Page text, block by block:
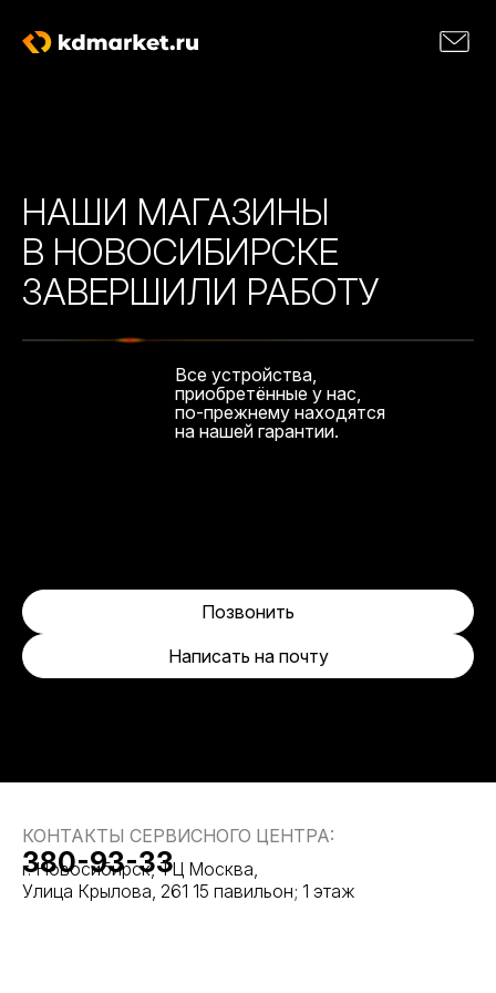
НАШИ МАГАЗИНЫ
В НОВОСИБИРСКЕ
ЗАВЕРШИЛИ РАБОТУ
Все устройства,
приобретённые у нас,
по-прежнему находятся
на нашей гарантии.
Написать на почту
Позвонить
КОНТАКТЫ СЕРВИСНОГО ЦЕНТРА:
г. Новосибирск, ТЦ Москва,
Улица Крылова, 261 15 павильон; 1 этаж
380-93-33